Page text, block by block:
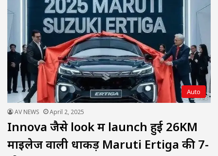
Auto
AV NEWS April 2, 2025
Innova जैसे look में launch हुई 26KM
माइलेज वाली धाकड़ Maruti Ertiga की 7-